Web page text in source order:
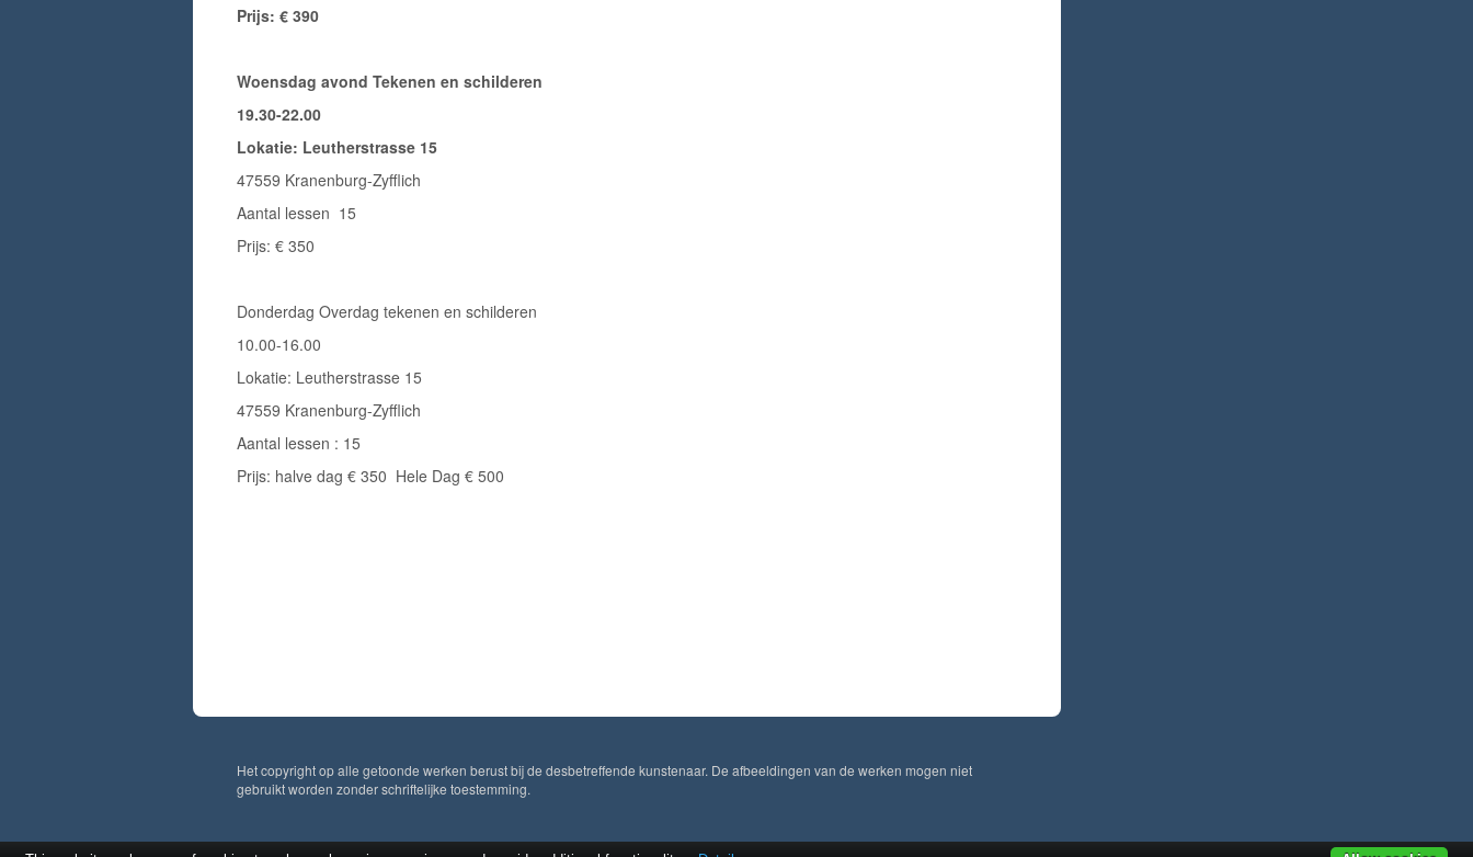
Prijs: € 390
Woensdag avond Tekenen en schilderen
19.30-22.00
Lokatie: Leutherstrasse 15
47559 Kranenburg-Zyfflich
Aantal lessen 15
Prijs: € 350
Donderdag Overdag tekenen en schilderen
10.00-16.00
Lokatie: Leutherstrasse 15
47559 Kranenburg-Zyfflich
Aantal lessen : 15
Prijs: halve dag € 350 Hele Dag € 500
Het copyright op alle getoonde werken berust bij de desbetreffende kunstenaar. De afbeeldingen van de werken mogen niet
gebruikt worden zonder schriftelijke toestemming.